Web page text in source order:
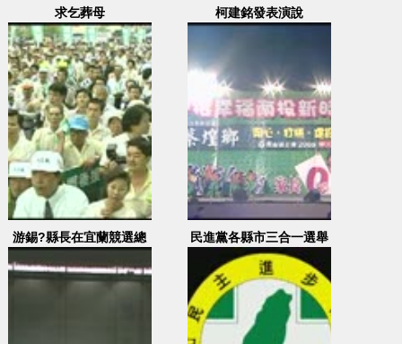
求乞葬母 柯建銘發表演說
游錫?縣長在宜蘭競選總
部發表演說
民進黨各縣市三合一選舉
造勢大會(蔡煌瑯) 1
2005.11.18